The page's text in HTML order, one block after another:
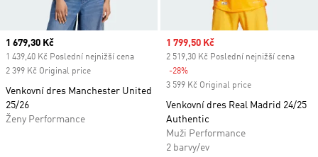
Current price
1 679,30 Kč
1 439,40 Kč Poslední nejnižší cena
2 399 Kč Original price
Venkovní dres Manchester United
25/26
Ženy Performance
Sale price
1 799,50 Kč
2 519,30 Kč Poslední nejnižší cena
-28%
3 599 Kč Original price
Venkovní dres Real Madrid 24/25
Authentic
Muži Performance
2 barvy/ev